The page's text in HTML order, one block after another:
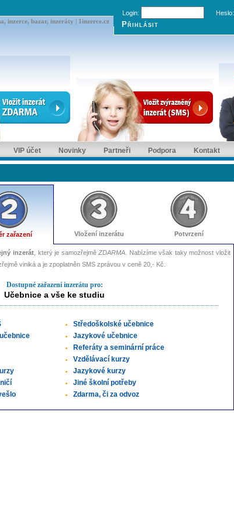
inzerce, bazar, inzeráty | 1inzerce.cz
Login:
Heslo:
VIP účet Novinky Partneři Podpora Kontakt
zařazení Vložení inzerátu Potvrzení
inzerát, který je samozřejměZDARMA . Nabízíme však taky možnost vložit
viniká a je zpoplatněn SMS zprávou v ceně 20,- Kč.
Dostupné zařazení inzerátu pro:
Učebnice a vše ke studiu
Středoškolské učebnice
Jazykové učebnice
Referáty a seminární práce
Vzdělávací kurzy
Jazykové kurzy
Jiné školní potřeby
Zdarma, či za odvoz